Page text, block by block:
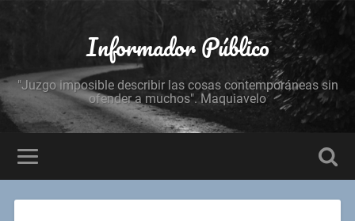
Informador Público
"Juzgo imposible describir las cosas contemporáneas sin
ofender a muchos". Maquiavelo